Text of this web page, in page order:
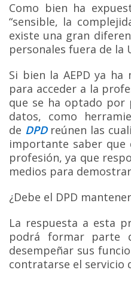
Como bien ha
“sensible, la
existe una gran
personales fuera de la
Si bien la AEPD ya
para acceder a la
que se ha optado por
datos, como
de DPDreúnen las
importante saber que
profesión, ya que
medios para
¿Debe el DPD
La respuesta a esta
podrá formar parte
desempeñar sus
contratarse el servicio